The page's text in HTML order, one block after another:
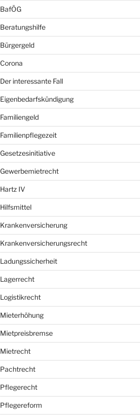
BafÖG
Beratungshilfe
Bürgergeld
Corona
Der interessante Fall
Eigenbedarfskündigung
Familiengeld
Familienpflegezeit
Gesetzesinitiative
Gewerbemietrecht
Hartz IV
Hilfsmittel
Krankenversicherung
Krankenversicherungsrecht
Ladungssicherheit
Lagerrecht
Logistikrecht
Mieterhöhung
Mietpreisbremse
Mietrecht
Pachtrecht
Pflegerecht
Pflegereform